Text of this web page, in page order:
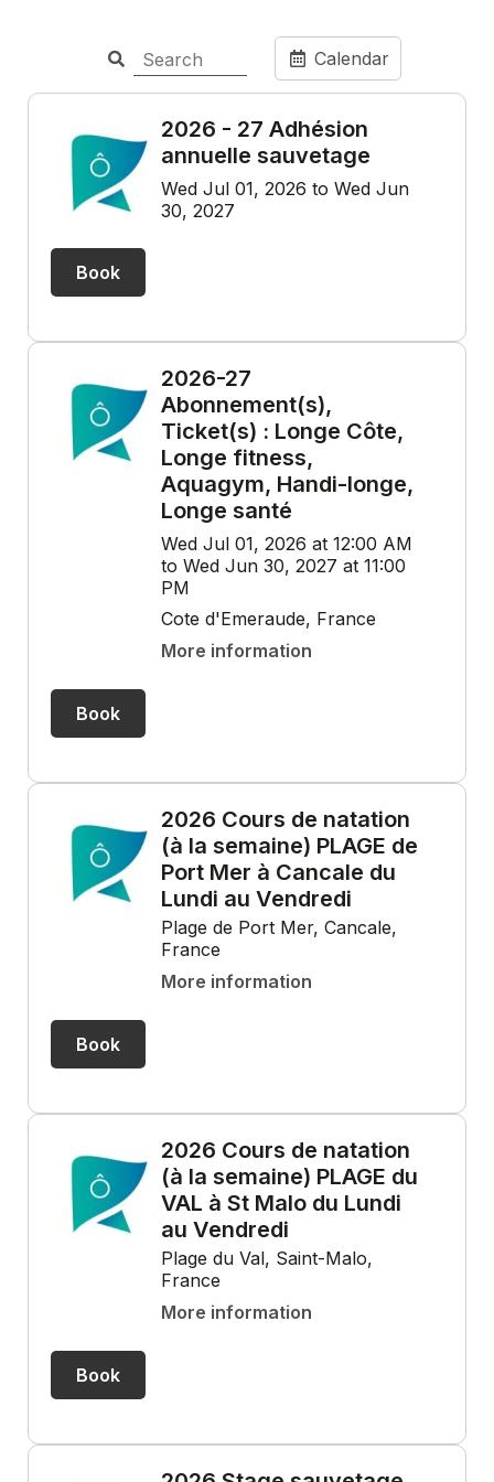
Calendar
2026 - 27 Adhésion
annuelle sauvetage
Wed Jul 01, 2026 to Wed Jun
30, 2027
Book
2026-27
Abonnement(s),
Ticket(s) : Longe Côte,
Longe fitness,
Aquagym, Handi-longe,
Longe santé
Wed Jul 01, 2026 at 12:00 AM
to Wed Jun 30, 2027 at 11:00
PM
Cote d'Emeraude, France
More information
Book
2026 Cours de natation
(à la semaine) PLAGE de
Port Mer à Cancale du
Lundi au Vendredi
Plage de Port Mer, Cancale,
France
More information
Book
2026 Cours de natation
(à la semaine) PLAGE du
VAL à St Malo du Lundi
au Vendredi
Plage du Val, Saint-Malo,
France
More information
Book